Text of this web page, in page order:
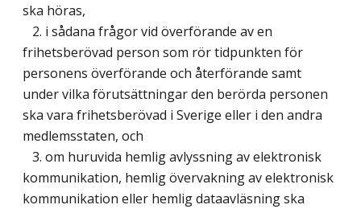
ska höras,
2. i sådana frågor vid överförande av en
frihetsberövad person som rör tidpunkten för
personens överförande och återförande samt
under vilka förutsättningar den berörda personen
ska vara frihetsberövad i Sverige eller i den andra
medlemsstaten, och
3. om huruvida hemlig avlyssning av elektronisk
kommunikation, hemlig övervakning av elektronisk
kommunikation eller hemlig dataavläsning ska